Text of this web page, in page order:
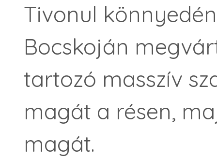
Tivonul
Bocskoján
tartozó masszív
magát a résen,
magát.